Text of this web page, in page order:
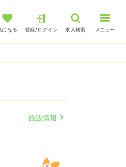
になる 登録/ログイン 求人検索 メニュー
施設情報